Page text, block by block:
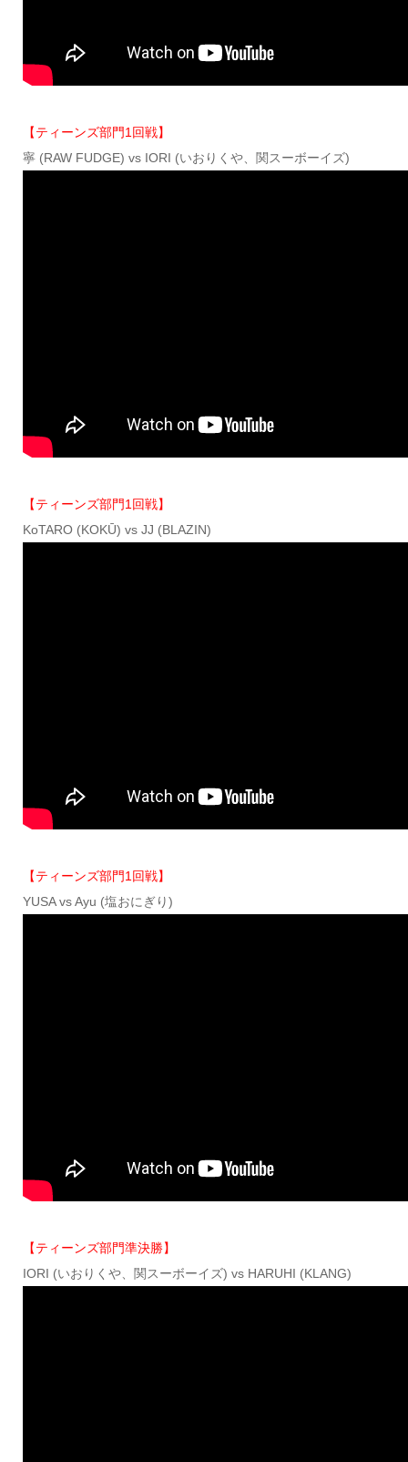
【ティーンズ部門1回戦】
寧 (RAW FUDGE) vs IORI (いおりくや、関スーボーイズ)
【ティーンズ部門1回戦】
KoTARO (KOKŪ) vs JJ (BLAZIN)
【ティーンズ部門1回戦】
YUSA vs Ayu (塩おにぎり)
【ティーンズ部門準決勝】
IORI (いおりくや、関スーボーイズ) vs HARUHI (KLANG)